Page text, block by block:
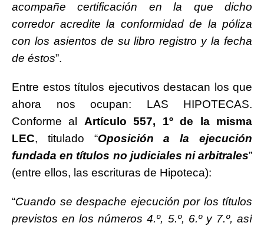
acompañe certificación en la que dicho
corredor acredite la conformidad de la póliza
con los asientos de su libro registro y la fecha
de éstos”.
Entre estos títulos ejecutivos destacan los que
ahora nos ocupan: LAS HIPOTECAS.
Conforme al Artículo 557, 1º de la misma
LEC, titulado “Oposición a la ejecución
fundada en títulos no judiciales ni arbitrales”
(entre ellos, las escrituras de Hipoteca):
“Cuando se despache ejecución por los títulos
previstos en los números 4.º, 5.º, 6.º y 7.º, así